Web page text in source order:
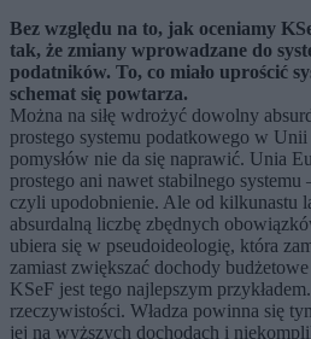
Bez względu na to, jak oceniamy
tak, że zmiany wprowadzane do
podatników. To, co miało uprościć
schemat się powtarza.
Można na siłę wdrożyć dowolny
prostego systemu podatkowego w
pomysłów nie da się naprawić. Unia
prostego ani nawet stabilnego
czyli upodobnienie. Ale od kilkunastu
absurdalną liczbę zbędnych
ubiera się w pseudoideologię, która
zamiast zwiększać dochody
KSeF jest tego najlepszym
rzeczywistości. Władza powinna się
jej na wyższych dochodach i